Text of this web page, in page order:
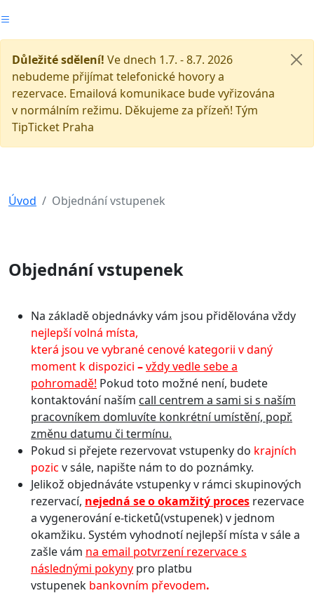
Důležité sdělení! Ve dnech 1.7. - 8.7. 2026
nebudeme přijímat telefonické hovory a
rezervace. Emailová komunikace bude vyřizována
v normálním režimu. Děkujeme za přízeň! Tým
TipTicket Praha
Úvod Objednání vstupenek
Objednání vstupenek
Na základě objednávky vám jsou přidělována vždy
nejlepší volná místa,
která jsou ve vybrané cenové kategorii v daný
moment k dispozici –vždy vedle sebe a
pohromadě! Pokud toto možné není, budete
kontaktování naším call centrem a sami si s naším
pracovníkem domluvíte konkrétní umístění, popř.
změnu datumu či termínu.
Pokud si přejete rezervovat vstupenky do krajních
pozic v sále, napište nám to do poznámky.
Jelikož objednáváte vstupenky v rámci skupinových
rezervací, nejedná se o okamžitý proces rezervace
a vygenerování e-ticketů(vstupenek) v jednom
okamžiku. Systém vyhodnotí nejlepší místa v sále a
zašle vám na email potvrzení rezervace s
následnými pokyny pro platbu
vstupenek bankovním převodem.